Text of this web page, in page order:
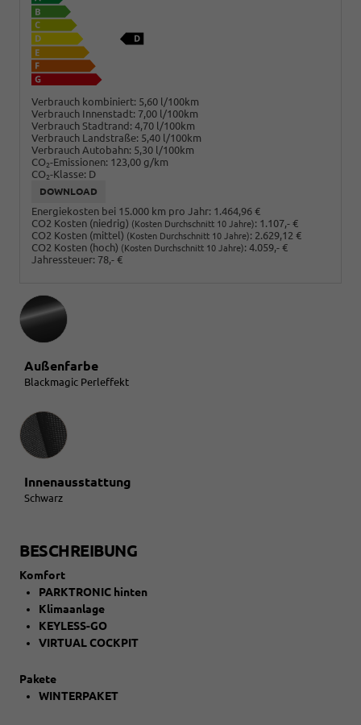
Verbrauch kombiniert: 5,60 l/100km
Verbrauch Innenstadt: 7,00 l/100km
Verbrauch Stadtrand: 4,70 l/100km
Verbrauch Landstraße: 5,40 l/100km
Verbrauch Autobahn: 5,30 l/100km
CO2-Emissionen: 123,00 g/km
CO2-Klasse: D
DOWNLOAD
Energiekosten bei 15.000 km pro Jahr: 1.464,96 €
CO2 Kosten (niedrig) (Kosten Durchschnitt 10 Jahre): 1.107,- €
CO2 Kosten (mittel) (Kosten Durchschnitt 10 Jahre): 2.629,12 €
CO2 Kosten (hoch) (Kosten Durchschnitt 10 Jahre): 4.059,- €
Jahressteuer: 78,- €
Außenfarbe
Blackmagic Perleffekt
Innenausstattung
Innenausstattung
Schwarz
BESCHREIBUNG
Komfort
PARKTRONIC hinten
Klimaanlage
KEYLESS-GO
VIRTUAL COCKPIT
Pakete
WINTERPAKET